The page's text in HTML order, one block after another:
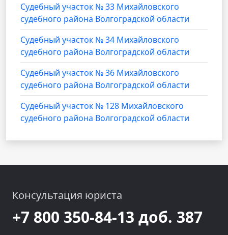
Судебный участок № 33 Михайловского
судебного района Волгоградской области
Судебный участок № 34 Михайловского
судебного района Волгоградской области
Судебный участок № 36 Михайловского
судебного района Волгоградской области
Судебный участок № 128 Михайловского
судебного района Волгоградской области
Консультация юриста
+7 800 350-84-13 доб. 387